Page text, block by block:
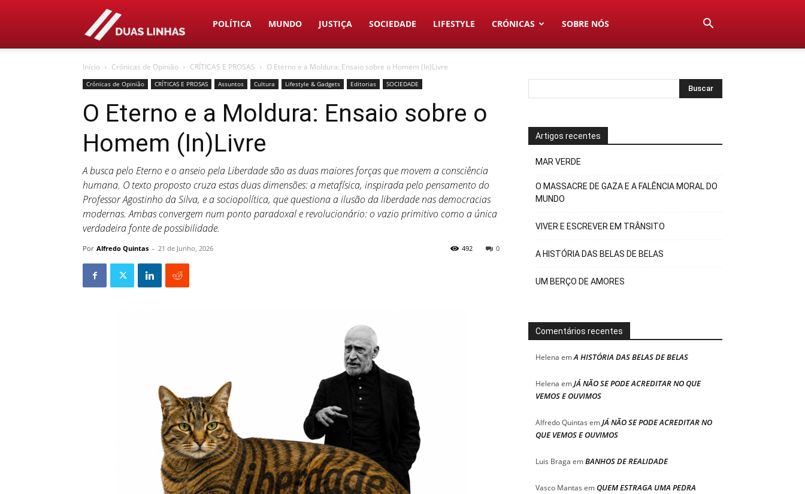
Duas
Linhas
POLÍTICA MUNDO JUSTIÇA SOCIEDADE LIFESTYLE CRÓNICAS SOBRE NÓS
Início Crónicas de Opinião CRÍTICAS E PROSAS O Eterno e a Moldura: Ensaio sobre o Homem (In)Livre
Crónicas de Opinião CRÍTICAS E PROSAS Assuntos Cultura Lifestyle & Gadgets Editorias SOCIEDADE
O Eterno e a Moldura: Ensaio sobre o
Homem (In)Livre
A busca pelo Eterno e o anseio pela Liberdade são as duas maiores forças que movem a consciência
humana. O texto proposto cruza estas duas dimensões: a metafísica, inspirada pelo pensamento do
Professor Agostinho da Silva, e a sociopolítica, que questiona a ilusão da liberdade nas democracias
modernas. Ambas convergem num ponto paradoxal e revolucionário: o vazio primitivo como a única
verdadeira fonte de possibilidade.
Por Alfredo Quintas - 21 de Junho, 2026 0
492
Artigos recentes
MAR VERDE
O MASSACRE DE GAZA E A FALÊNCIA MORAL DO
MUNDO
VIVER E ESCREVER EM TRÂNSITO
A HISTÓRIA DAS BELAS DE BELAS
UM BERÇO DE AMORES
Comentários recentes
Helena emA HISTÓRIA DAS BELAS DE BELAS
Helena emJÁ NÃO SE PODE ACREDITAR NO QUE
VEMOS E OUVIMOS
Alfredo Quintas emJÁ NÃO SE PODE ACREDITAR NO
QUE VEMOS E OUVIMOS
Luis Braga emBANHOS DE REALIDADE
Vasco Mantas emQUEM ESTRAGA UMA PEDRA